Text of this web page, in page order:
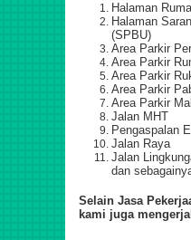
Halaman
Halaman
(SPBU)
Area Parkir
Area Parkir
Area Parkir
Area Parkir
Area Parkir Mall
Jalan MHT
Pengaspalan
Jalan Raya
Jalan
dan
Selain Jasa
kami juga